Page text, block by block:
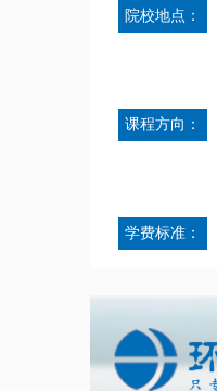
院校地点：
课程方向：
学费标准：